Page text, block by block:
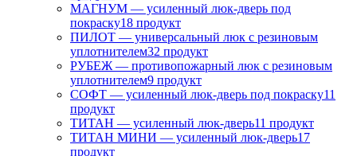
МАГНУМ — усиленный люк-дверь под
покраску18 продукт
ПИЛОТ — универсальный люк с резиновым
уплотнителем32 продукт
РУБЕЖ — противопожарный люк с резиновым
уплотнителем9 продукт
СОФТ — усиленный люк-дверь под покраску11
продукт
ТИТАН — усиленный люк-дверь11 продукт
ТИТАН МИНИ — усиленный люк-дверь17
продукт